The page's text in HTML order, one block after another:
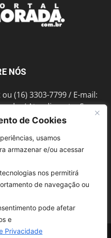
de Cookies
usamos
armazenar e/ou acessar
nos permitirá
de navegação ou
pode afetar
e
Privacidade
NÓS
(16) 3303-7799 / E-mail:
/ Atendimento: Seg a
Av. Bento de Abreu, 889
NOS
É proibida a reprodução do